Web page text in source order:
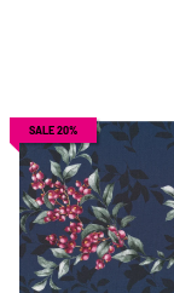
SALE 20%